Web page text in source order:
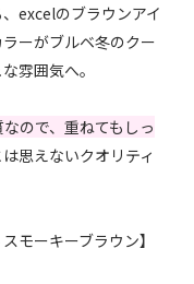
excelのブラウンアイ
ーがブルベ冬のクー
雰囲気へ。
ので、重ねてもしっ
思えないクオリティ
モーキーブラウン】